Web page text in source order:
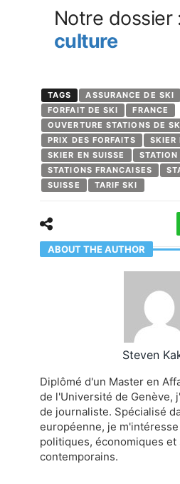
Notre dossier
culture
TAGS ASSURANCE DE SKI
FORFAIT DE SKI
FRANCE
OUVERTURE STATIONS DE
PRIX DES FORFAITS
SKIER
SKIER EN SUISSE
STATIONS FRANCAISES
SUISSE
TARIF SKI
ABOUT THE AUTHOR
Steven
Diplômé d'un Master en
de l'Université de Genève,
de journaliste. Spécialisé
européenne, je
politiques, économiques et
contemporains.